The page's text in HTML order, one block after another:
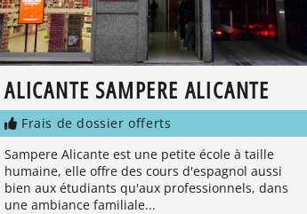
ALICANTE SAMPERE ALICANTE
Frais de dossier offerts
Sampere Alicante est une petite école à taille
humaine, elle offre des cours d'espagnol aussi
bien aux étudiants qu'aux professionnels, dans
une ambiance familiale...